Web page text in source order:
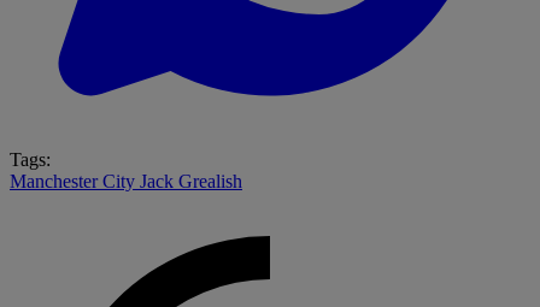
Tags:
Manchester City Jack Grealish